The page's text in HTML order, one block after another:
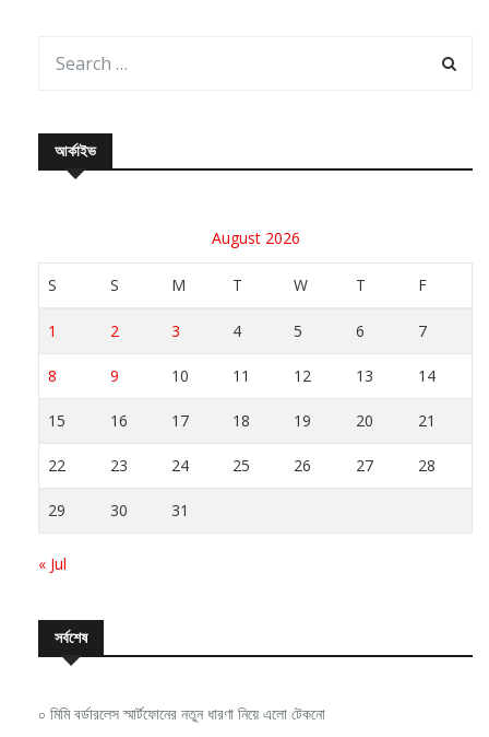
আর্কাইভ
August 2026
S S M T W T F
1 2 3 4 5 6 7
8 9 10 11 12 13 14
15 16 17 18 19 20 21
22 23 24 25 26 27 28
29 30 31
« Jul
সর্বশেষ
০ মিমি বর্ডারলেস স্মার্টফোনের নতুন ধারণা নিয়ে এলো টেকনো